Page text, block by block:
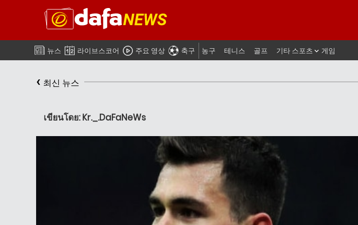
뉴스 라이브스코어 주요 영상 축구 농구 테니스 골프 기타 스포츠 게임
‹ 최신 뉴스
เขียนโดย: Kr._.DaFaNeWs